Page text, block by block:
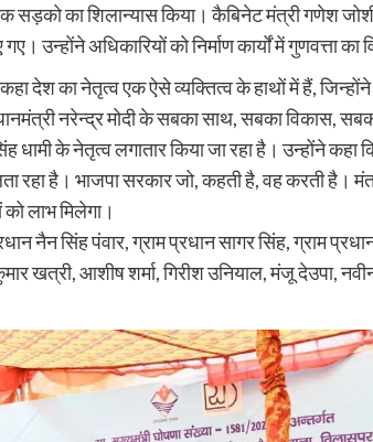
सड़को का शिलान्यास किया। कैबिनेट मंत्री गणेश
उन्होंने अधिकारियों को निर्माण कार्यों में गुणवत्ता
देश का नेतृत्व एक ऐसे व्यक्तित्व के हाथों में हैं,
नरेन्द्र मोदी के सबका साथ, सबका विकास,
के नेतृत्व लगातार किया जा रहा है। उन्होंने कहा
रहा है। भाजपा सरकार जो, कहती है, वह करती है।
लाभ मिलेगा।
नैन सिंह पंवार, ग्राम प्रधान सागर सिंह, ग्राम
खत्री, आशीष शर्मा, गिरीश उनियाल, मंजू देउपा,